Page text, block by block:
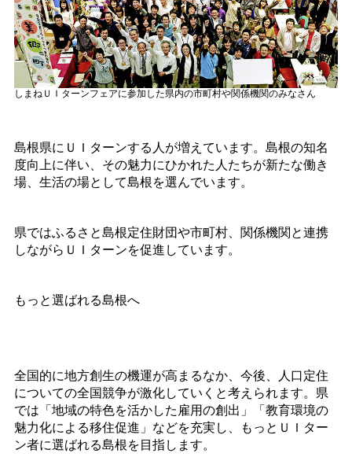
しまねＵＩターンフェアに参加した県内の市町村や関係機関のみなさん
島根県にＵＩターンする人が増えています。島根の知名
度向上に伴い、その魅力にひかれた人たちが新たな働き
場、生活の場として島根を選んでいます。
県ではふるさと島根定住財団や市町村、関係機関と連携
しながらＵＩターンを促進しています。
もっと選ばれる島根へ
全国的に地方創生の機運が高まるなか、今後、人口定住
についての全国競争が激化していくと考えられます。県
では「地域の特色を活かした雇用の創出」「教育環境の
魅力化による移住促進」などを充実し、もっとＵＩター
ン者に選ばれる島根を目指します。